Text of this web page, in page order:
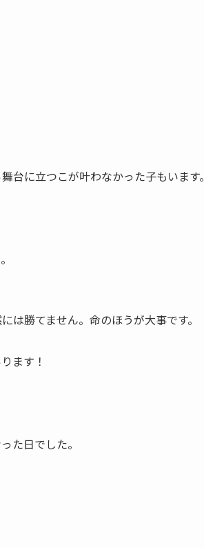
台に立つこが叶わなかった子もいます。
は勝てません。命のほうが大事です。
ます！
た日でした。